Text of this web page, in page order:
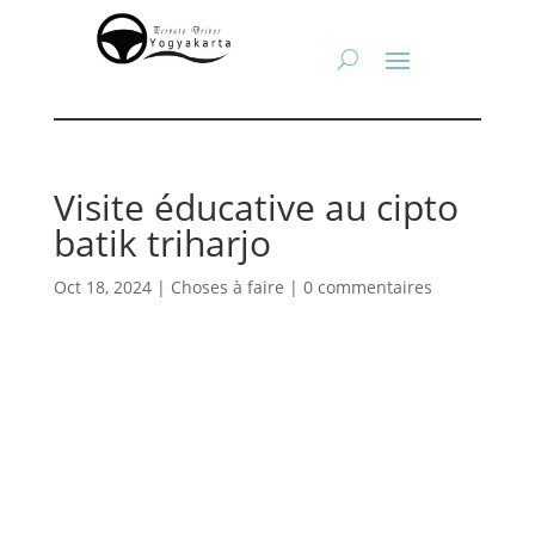
Visite éducative au cipto
batik triharjo
Oct 18, 2024| Choses à faire | 0 commentaires